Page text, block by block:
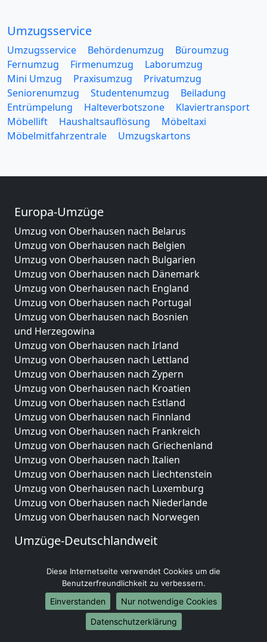
Umzugsservice
Umzugsservice Behördenumzug
Büroumzug
Fernumzug
Firmenumzug
Laborumzug
Mini Umzug
Praxisumzug
Privatumzug
Seniorenumzug
Studentenumzug
Beiladung
Entrümpelung
Halteverbotszone
Klaviertransport
Möbellift
Haushaltsauflösung
Möbeltaxi
Möbelmitfahrzentrale
Umzugskartons
Europa-Umzüge
Umzug von Oberhausen nach Belarus
Umzug von Oberhausen nach Belgien
Umzug von Oberhausen nach Bulgarien
Umzug von Oberhausen nach Dänemark
Umzug von Oberhausen nach England
Umzug von Oberhausen nach Portugal
Umzug von Oberhausen nach Bosnien
und Herzegowina
Umzug von Oberhausen nach Irland
Umzug von Oberhausen nach Lettland
Umzug von Oberhausen nach Zypern
Umzug von Oberhausen nach Kroatien
Umzug von Oberhausen nach Estland
Umzug von Oberhausen nach Finnland
Umzug von Oberhausen nach Frankreich
Umzug von Oberhausen nach Griechenland
Umzug von Oberhausen nach Italien
Umzug von Oberhausen nach Liechtenstein
Umzug von Oberhausen nach Luxemburg
Umzug von Oberhausen nach Niederlande
Umzug von Oberhausen nach Norwegen
Umzüge-Deutschlandweit
Umzug von Oberhausen nach Hamburg
Umzug von Oberhausen nach München
Umzug von Oberhausen nach Köln
Umzug von Oberhausen nach Frankfurt am Main
Umzug von Oberhausen nach Stuttgart
Diese Internetseite verwendet Cookies um die
Benutzerfreundlichkeit zu verbessern.
Einverstanden
Nur notwendige Cookies
Datenschutzerklärung